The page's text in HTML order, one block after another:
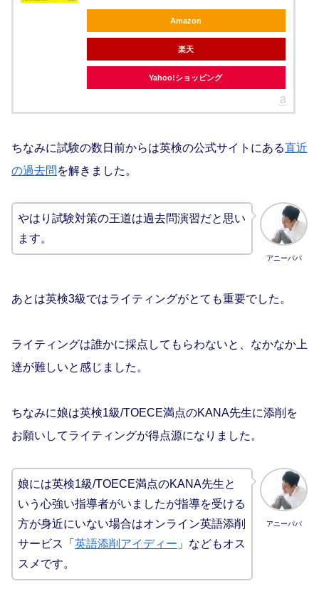
Amazon
楽天
Yahoo!ショッピング
ちなみに試験の数日前からは英検の公式サイトにある直近
の過去問 を解きました。
アニーパパ
やはり試験対策の王道は過去問演習だと思い
ます。
あとは英検3級ではライティングがとても重要でした。
ライティングは誰かに採点してもらわないと、なかなか上
達が難しいと感じました。
ちなみに娘は英検1級/TOECE満点のKANA先生に添削を
お願いしてライティングが得点源になりました。
アニーパパ
娘には英検1級/TOECE満点のKANA先生と
いう心強い指導者がいましたが指導を受ける
方が身近にいない場合はオンライン英語添削
サービス「 英語添削アイディー 」などもオス
スメです。